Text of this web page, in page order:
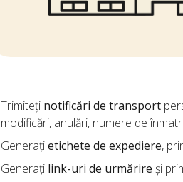
Trimiteți notificări de transport
modificări, anulări, numere de
Generațietichete de expediere,
Generați link-uri de urmărire și